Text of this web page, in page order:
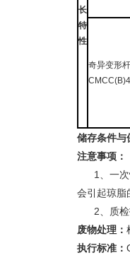
长
特
性
奇异变形
储存条件与
注意事项：
1、一次
会引起琼脂
2、质检
废物处理：
执行标准：